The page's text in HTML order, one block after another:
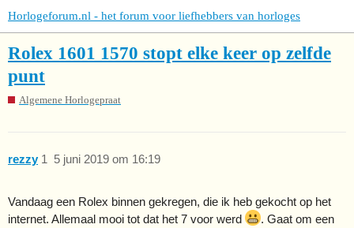
Horlogeforum.nl - het forum voor liefhebbers van horloges
Rolex 1601 1570 stopt elke keer op zelfde
punt
Algemene Horlogepraat
rezzy 5 juni 2019 om 16:19
1
Vandaag een Rolex binnen gekregen, die ik heb gekocht op het
internet. Allemaal mooi tot dat het 7 voor werd
. Gaat om een